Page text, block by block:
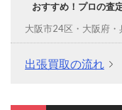
おすすめ！プロの査
大阪市24区・大阪府
出張買取の流れ